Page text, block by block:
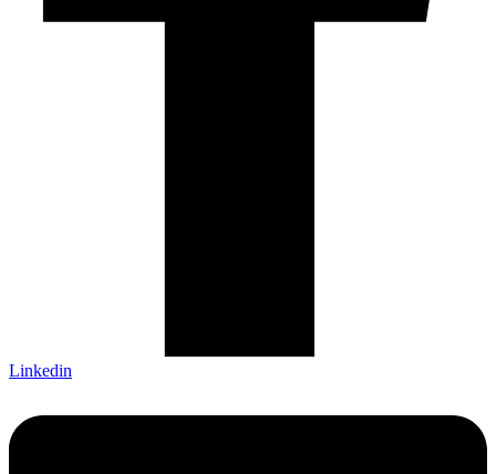
Linkedin